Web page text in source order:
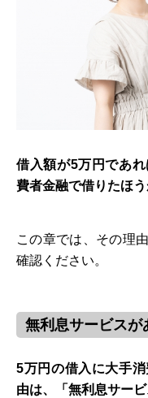
借入額が5万円であ
費者金融で借りたほ
この章では、その理
確認ください。
無利息サービスが
5万円の借入に大手
由は、「無利息サー